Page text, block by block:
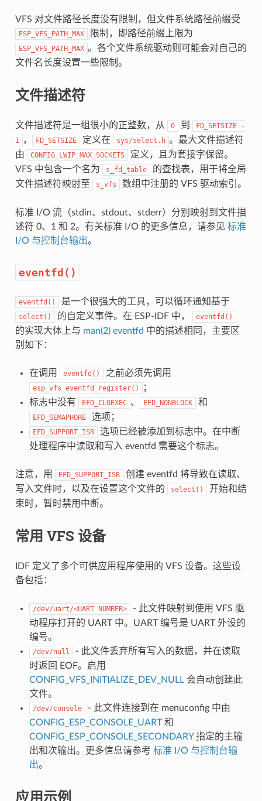
VFS 对文件路径长度没有限制，但文件系统路径前缀受
ESP_VFS_PATH_MAX 限制，即路径前缀上限为
ESP_VFS_PATH_MAX 。各个文件系统驱动则可能会对自己的
文件名长度设置一些限制。
文件描述符
文件描述符是一组很小的正整数，从 0 到 FD_SETSIZE
-
1 ， FD_SETSIZE 定义在 sys/select.h 。最大文件描述符
由
CONFIG_LWIP_MAX_SOCKETS
定义，且为套接字保留。
VFS 中包含一个名为
s_fd_table
的查找表，用于将全局
文件描述符映射至
s_vfs 数组中注册的 VFS 驱动索引。
标准 I/O 流（stdin、stdout、stderr）分别映射到文件描
述符 0、1 和 2。有关标准 I/O 的更多信息，请参见 标准
I/O 与控制台输出。
eventfd()
eventfd() 是一个很强大的工具，可以循环通知基于
select() 的自定义事件。在 ESP-IDF 中， eventfd()
的实现大体上与 man(2) eventfd 中的描述相同，主要区
别如下：
在调用 eventfd() 之前必须先调用
esp_vfs_eventfd_register()
；
标志中没有
EFD_CLOEXEC 、 EFD_NONBLOCK 和
EFD_SEMAPHORE 选项；
EFD_SUPPORT_ISR
选项已经被添加到标志中。在中断
处理程序中读取和写入 eventfd 需要这个标志。
注意，用 EFD_SUPPORT_ISR
创建 eventfd 将导致在读取、
写入文件时，以及在设置这个文件的
select()
开始和结
束时，暂时禁用中断。
常用 VFS 设备
IDF 定义了多个可供应用程序使用的 VFS 设备。这些设
备包括：
/dev/uart/<UART NUMBER>
- 此文件映射到使用 VFS 驱
动程序打开的 UART 中。UART 编号是 UART 外设的
编号。
/dev/null
- 此文件丢弃所有写入的数据，并在读取
时返回 EOF。启用
CONFIG_VFS_INITIALIZE_DEV_NULL会自动创建此
文件。
/dev/console
- 此文件连接到在 menuconfig 中由
CONFIG_ESP_CONSOLE_UART和
CONFIG_ESP_CONSOLE_SECONDARY指定的主输
出和次输出。更多信息请参考 标准 I/O 与控制台输
出。
应用示例